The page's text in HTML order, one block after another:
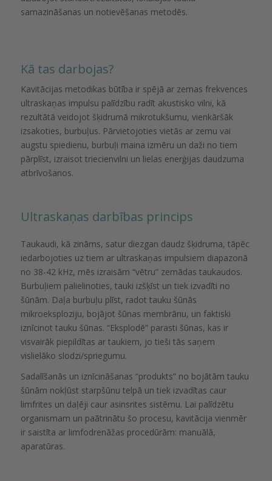
samazināšanas un notievēšanas metodēs.
Kā tas darbojas?
Kavitācijas metodikas būtība ir spējā ar zemas frekvences
ultraskaņas impulsu palīdzību radīt akustisko vilni, kā
rezultātā veidojot šķidrumā mikrotukšumu, vienkāršāk
izsakoties, burbuļus. Pārvietojoties vietās ar zemu vai
augstu spiedienu, burbuļi maina izmēru un daži no tiem
pārplīst, izraisot triecienvilni un lielas enerģijas daudzuma
atbrīvošanos.
Ultraskaņas darbības princips
Taukaudi, kā zināms, satur diezgan daudz šķidruma, tāpēc
iedarbojoties uz tiem ar ultraskaņas impulsiem diapazonā
no 38-42 kHz, mēs izraisām “vētru” zemādas taukaudos.
Burbuļiem palielinoties, tauki izšķīst un tiek izvadīti no
šūnām. Daļa burbuļu plīst, radot tauku šūnās
mikroeksploziju, bojājot šūnas membrānu, un faktiski
iznīcinot tauku šūnas. “Eksplodē” parasti šūnas, kas ir
visvairāk piepildītas ar taukiem, jo tieši tās saņem
vislielāko slodzi/spriegumu.
Sadalīšanās un iznīcināšanas “produkts” no bojātām tauku
šūnām nokļūst starpšūnu telpā un tiek izvadītas caur
limfrites un daļēji caur asinsrites sistēmu. Lai palīdzētu
organismam un paātrinātu šo procesu, kavitācija vienmēr
ir saistīta ar limfodrenāžas procedūrām: manuālā,
aparatūras.